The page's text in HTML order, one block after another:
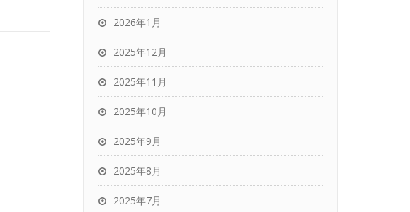
2026年1月
2025年12月
2025年11月
2025年10月
2025年9月
2025年8月
2025年7月